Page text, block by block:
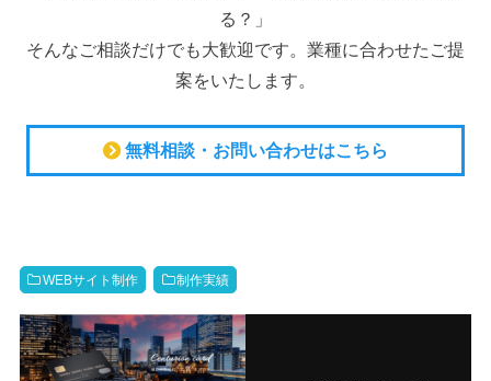
る？」
そんなご相談だけでも大歓迎です。業種に合わせたご提
案をいたします。
無料相談・お問い合わせはこちら
WEBサイト制作 制作実績